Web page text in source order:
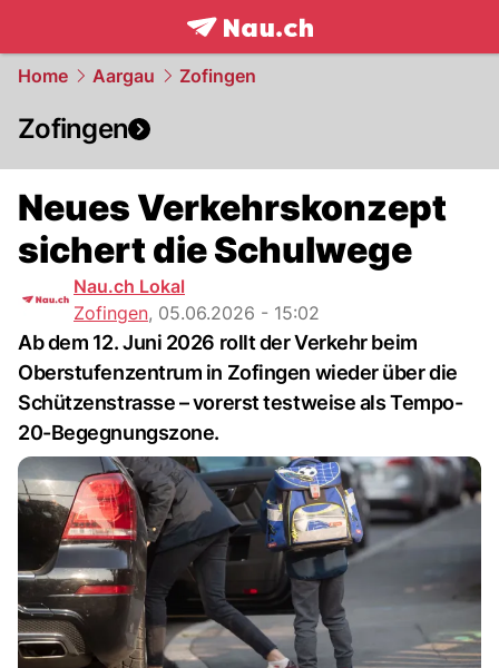
frontpage.NAU.ch
Home Aargau Zofingen
Zofingen
Neues Verkehrskonzept
sichert die Schulwege
Nau.ch Lokal
Zofingen, 05.06.2026 - 15:02
Ab dem 12. Juni 2026 rollt der Verkehr beim
Oberstufenzentrum in Zofingen wieder über die
Schützenstrasse – vorerst testweise als Tempo-
20-Begegnungszone.